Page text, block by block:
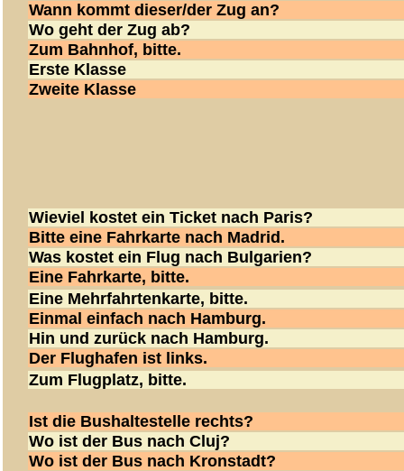
Wann kommt dieser/der Zug an?
Wo geht der Zug ab?
Zum Bahnhof, bitte.
Erste Klasse
Zweite Klasse
Wieviel kostet ein Ticket nach Paris?
Bitte eine Fahrkarte nach Madrid.
Was kostet ein Flug nach Bulgarien?
Eine Fahrkarte, bitte.
Eine Mehrfahrtenkarte, bitte.
Einmal einfach nach Hamburg.
Hin und zurück nach Hamburg.
Der Flughafen ist links.
Zum Flugplatz, bitte.
Ist die Bushaltestelle rechts?
Wo ist der Bus nach Cluj?
Wo ist der Bus nach Kronstadt?